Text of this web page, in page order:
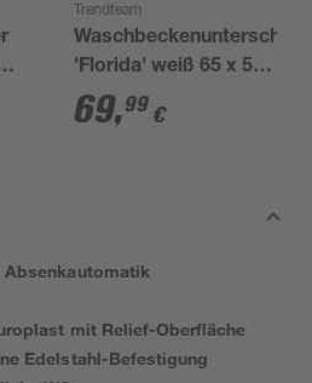
Trendteam
'Florida' weiß 65 x 56
x 33 cm
69,99 €
Absenkautomatik
mit Relief-Oberfläche
Edelstahl-Befestigung